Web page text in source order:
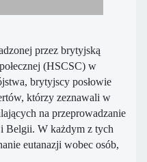
przez brytyjską
(HSCSC) w
brytyjscy posłowie
którzy zeznawali w
na przeprowadzanie
Belgii. W każdym z tych
eutanazji wobec osób,